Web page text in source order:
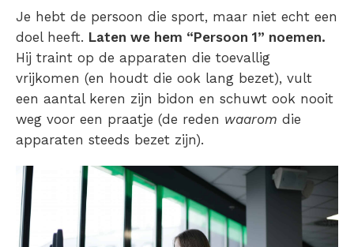
Je hebt de persoon die sport, maar niet echt een
doel heeft. Laten we hem “Persoon 1” noemen.
Hij traint op de apparaten die toevallig
vrijkomen (en houdt die ook lang bezet), vult
een aantal keren zijn bidon en schuwt ook nooit
weg voor een praatje (de reden waarom die
apparaten steeds bezet zijn).